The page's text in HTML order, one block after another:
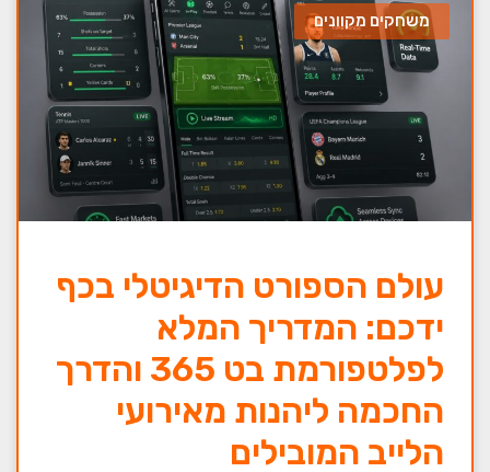
משחקים מקוונים
עולם הספורט הדיגיטלי בכף
ידכם: המדריך המלא
לפלטפורמת בט 365 והדרך
החכמה ליהנות מאירועי
הלייב המובילים